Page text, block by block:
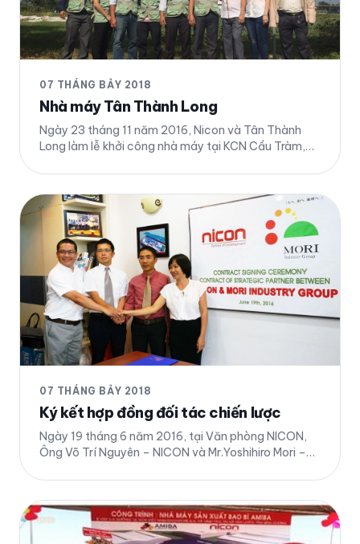
07 THÁNG BẢY 2018
Nhà máy Tân Thành Long
Ngày 23 tháng 11 năm 2016, Nicon và Tân Thành
Long làm lễ khởi công nhà máy tại KCN Cầu Tràm,
07 THÁNG BẢY 2018
Ký kết hợp đồng đối tác chiến lược
Ngày 19 tháng 6 năm 2016, tại Văn phòng NICON,
Ông Võ Trí Nguyên – NICON và Mr.Yoshihiro Mori –
tác. Với hợp đồng này, Tập đoàn Công nghiệp Mori
trở thành một đối tác chiến lược của NICON. Chi tiết